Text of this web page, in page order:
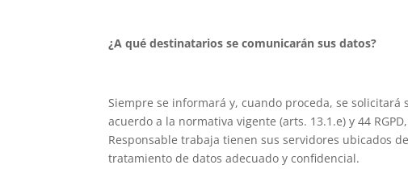
¿A qué destinatarios se comunicarán sus datos?
Siempre se informará y, cuando proceda, se
acuerdo a la normativa vigente (arts. 13.1.e) y 44
Responsable trabaja tienen sus servidores ubicados
tratamiento de datos adecuado y confidencial.